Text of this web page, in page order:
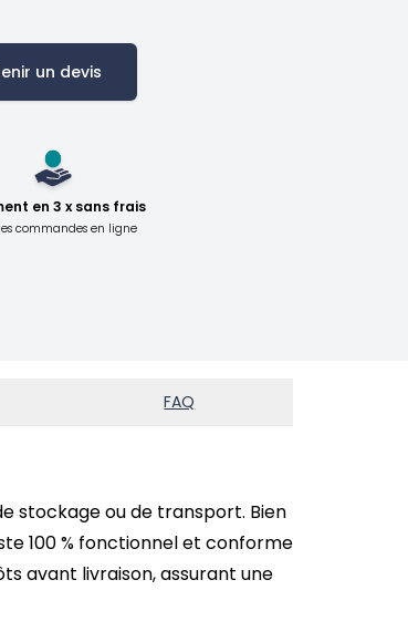
un devis
en 3 x sans frais
commandes en ligne
FAQ
stockage ou de transport. Bien
100 % fonctionnel et conforme
avant livraison, assurant une